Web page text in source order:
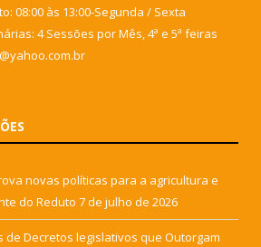
08:00 às 13:00-Segunda / Sexta
4 Sessões por Mês, 4ª e 5ª feiras
novas políticas para a agricultura e
do Reduto 7 de julho de 2026
de Decretos legislativos que Outorgam